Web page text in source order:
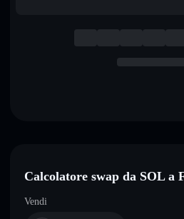
Calcolatore swap da SOL a
Vendi